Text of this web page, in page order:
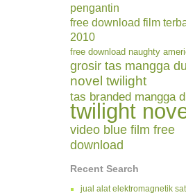
pengantin
free download film
2010
free download naughty
grosir tas mangga
novel twilight
tas branded mangga
twilight
video blue film free
download
Recent Search
jual alat elektromagnetik